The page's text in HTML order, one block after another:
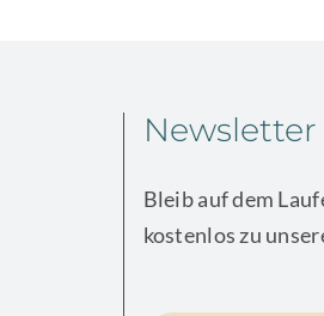
Bleib auf dem
kostenlos zu